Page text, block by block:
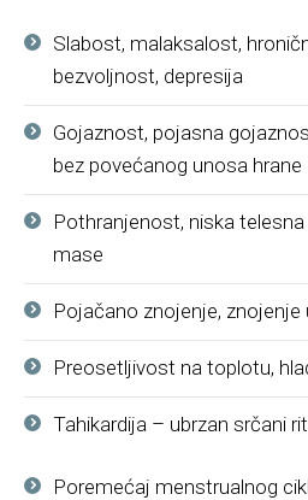
Slabost, malaksalost,
bezvoljnost, depresija
Gojaznost, pojasna
bez povećanog unosa hrane
Pothranjenost, niska
mase
Pojačano znojenje, znojenje
Preosetljivost na toplotu,
Tahikardija – ubrzan srčani
Poremećaj menstrualnog